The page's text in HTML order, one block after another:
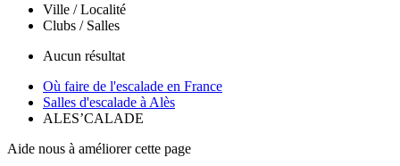
Ville / Localité
Clubs / Salles
Aucun résultat
Où faire de l'escalade en France
Salles d'escalade à Alès
ALES’CALADE
Aide nous à améliorer cette page